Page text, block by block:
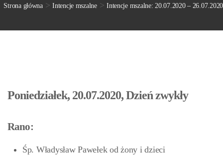
Strona główna>Intencje mszalne>Intencje mszalne: 20.07.2020 – 26.07.2020
Poniedziałek, 20.07.2020, Dzień zwykły
Rano:
Śp. Władysław Pawełek od żony i dzieci